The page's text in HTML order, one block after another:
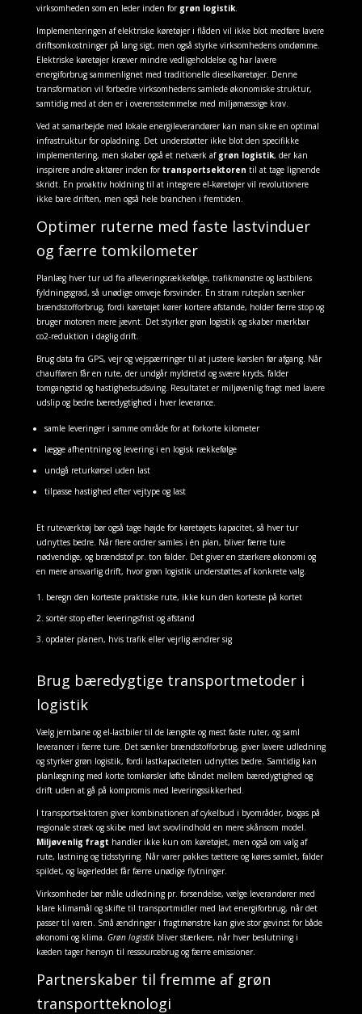
virksomheden som en leder inden for grøn logistik.
Implementeringen af elektriske køretøjer i flåden vil ikke blot medføre lavere
driftsomkostninger på lang sigt, men også styrke virksomhedens omdømme.
Elektriske køretøjer kræver mindre vedligeholdelse og har lavere
energiforbrug sammenlignet med traditionelle dieselkøretøjer. Denne
transformation vil forbedre virksomhedens samlede økonomiske struktur,
samtidig med at den er i overensstemmelse med miljømæssige krav.
Ved at samarbejde med lokale energileverandører kan man sikre en optimal
infrastruktur for opladning. Det understøtter ikke blot den specifikke
implementering, men skaber også et netværk af grøn logistik, der kan
inspirere andre aktører inden fortransportsektoren til at tage lignende
skridt. En proaktiv holdning til at integrere el-køretøjer vil revolutionere
ikke bare driften, men også hele branchen i fremtiden.
Optimer ruterne med faste lastvinduer
og færre tomkilometer
Planlæg hver tur ud fra afleveringsrækkefølge, trafikmønstre og lastbilens
fyldningsgrad, så unødige omveje forsvinder. En stram ruteplan sænker
brændstofforbrug, fordi køretøjet kører kortere afstande, holder færre stop og
bruger motoren mere jævnt. Det styrker grøn logistik og skaber mærkbar
co2-reduktion i daglig drift.
Brug data fra GPS, vejr og vejspærringer til at justere kørslen før afgang. Når
chaufføren får en rute, der undgår myldretid og svære kryds, falder
tomgangstid og hastighedsudsving. Resultatet er miljøvenlig fragt med lavere
udslip og bedre bæredygtighed i hver leverance.
samle leveringer i samme område for at forkorte kilometer
lægge afhentning og levering i en logisk rækkefølge
undgå returkørsel uden last
tilpasse hastighed efter vejtype og last
Et ruteværktøj bør også tage højde for køretøjets kapacitet, så hver tur
udnyttes bedre. Når flere ordrer samles i én plan, bliver færre ture
nødvendige, og brændstof pr. ton falder. Det giver en stærkere økonomi og
en mere ansvarlig drift, hvor grøn logistik understøttes af konkrete valg.
beregn den korteste praktiske rute, ikke kun den korteste på kortet
sortér stop efter leveringsfrist og afstand
opdater planen, hvis trafik eller vejrlig ændrer sig
Brug bæredygtige transportmetoder i
logistik
Vælg jernbane og el-lastbiler til de længste og mest faste ruter, og saml
leverancer i færre ture. Det sænker brændstofforbrug, giver lavere udledning
og styrker grøn logistik, fordi lastkapaciteten udnyttes bedre. Samtidig kan
planlægning med korte tomkørsler løfte båndet mellem bæredygtighed og
drift uden at gå på kompromis med leveringssikkerhed.
I transportsektoren giver kombinationen af cykelbud i byområder, biogas på
regionale stræk og skibe med lavt svovlindhold en mere skånsom model.
Miljøvenlig fragt handler ikke kun om køretøjet, men også om valg af
rute, lastning og tidsstyring. Når varer pakkes tættere og køres samlet, falder
spildet, og lagerleddet får færre unødige flytninger.
Virksomheder bør måle udledning pr. forsendelse, vælge leverandører med
klare klimamål og skifte til transportmidler med lavt energiforbrug, når det
passer til varen. Små ændringer i fragtmønstre kan give stor gevinst for både
økonomi og klima. Grøn logistikbliver stærkere, når hver beslutning i
kæden tager hensyn til ressourcebrug og færre emissioner.
Partnerskaber til fremme af grøn
transportteknologi